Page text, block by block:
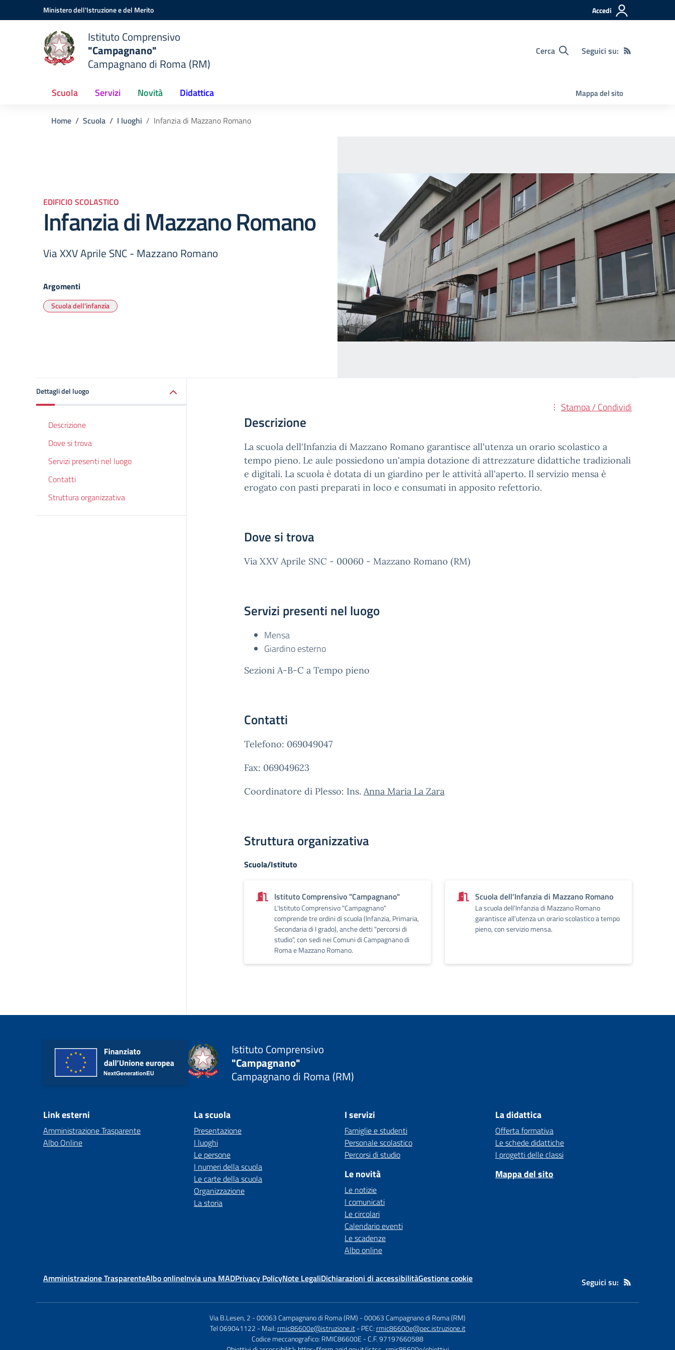
Vai ai contenuti
Vai al menu di navigazioneMinistero dell'Istruzione e del Merito Accedi
Istituto Comprensivo
"Campagnano"
Campagnano di Roma (RM)
Cerca Seguici su:
Scuola Servizi Novità Didattica Mappa del sito
Home Scuola I luoghi Infanzia di Mazzano Romano
EDIFICIO SCOLASTICO
Infanzia di Mazzano Romano
Via XXV Aprile SNC - Mazzano Romano
Argomenti
Scuola dell'infanzia
Dettagli del luogo
Descrizione
Dove si trova
Servizi presenti nel luogo
Contatti
Struttura organizzativa
Stampa / Condividi
Descrizione
La scuola dell'Infanzia di Mazzano Romano garantisce all'utenza un orario scolastico a
tempo pieno. Le aule possiedono un'ampia dotazione di attrezzature didattiche tradizionali
e digitali. La scuola è dotata di un giardino per le attività all'aperto. Il servizio mensa è
erogato con pasti preparati in loco e consumati in apposito refettorio.
Dove si trova
Via XXV Aprile SNC - 00060 - Mazzano Romano (RM)
Servizi presenti nel luogo
Mensa
Giardino esterno
Sezioni A-B-C a Tempo pieno
Contatti
Telefono: 069049047
Fax: 069049623
Coordinatore di Plesso: Ins. Anna Maria La Zara
Struttura organizzativa
Scuola/Istituto
Istituto Comprensivo "Campagnano"
L'Istituto Comprensivo "Campagnano"
comprende tre ordini di scuola (Infanzia, Primaria,
Secondaria di I grado), anche detti "percorsi di
studio", con sedi nei Comuni di Campagnano di
Roma e Mazzano Romano.
Scuola dell'Infanzia di Mazzano Romano
La scuola dell'Infanzia di Mazzano Romano
garantisce all'utenza un orario scolastico a tempo
pieno, con servizio mensa.
Istituto Comprensivo
"Campagnano"
Campagnano di Roma (RM)
Link esterni
Amministrazione Trasparente
Albo Online
La scuola
Presentazione
I luoghi
Le persone
I numeri della scuola
Le carte della scuola
Organizzazione
La storia
I servizi
Famiglie e studenti
Personale scolastico
Percorsi di studio
Le novità
Le notizie
I comunicati
Le circolari
Calendario eventi
Le scadenze
Albo online
La didattica
Offerta formativa
Le schede didattiche
I progetti delle classi
Mappa del sito
Amministrazione TrasparenteAlbo onlineInvia una MADPrivacy PolicyNote LegaliDichiarazioni di accessibilitàGestione cookie Seguici su:
Via B.Lesen, 2 - 00063 Campagnano di Roma (RM) -00063 Campagnano di Roma (RM)
Tel 069041122 - Mail: rmic86600e@istruzione.it - PEC: rmic86600e@pec.istruzione.it
Codice meccanografico: RMIC86600E - C.F. 97197660588